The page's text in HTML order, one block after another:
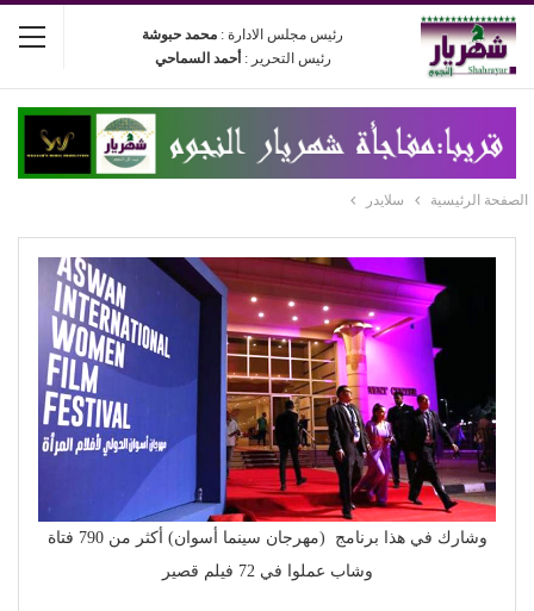
رئيس مجلس الادارة : محمد حبوشة
رئيس التحرير : أحمد السماحي
الصفحة الرئيسية سلايدر
وشارك في هذا برنامج (مهرجان سينما أسوان) أكثر من 790 فتاة
وشاب عملوا في 72 فيلم قصير